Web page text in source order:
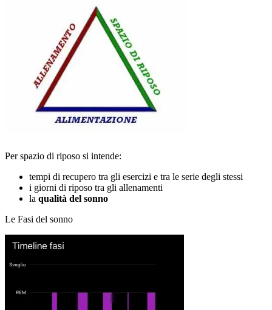
Per spazio di riposo si intende:
tempi di recupero tra gli esercizi e tra le serie degli stessi
i giorni di riposo tra gli allenamenti
la qualità del sonno
Le Fasi del sonno